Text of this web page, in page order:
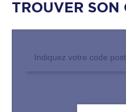
TROUVER SON
Rechercher un club